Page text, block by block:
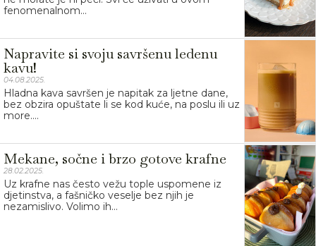
fenomenalnom...
Napravite si svoju savršenu ledenu
kavu!
04.08.2025.
Hladna kava savršen je napitak za ljetne dane,
bez obzira opuštate li se kod kuće, na poslu ili uz
more....
Mekane, sočne i brzo gotove krafne
28.02.2025.
Uz krafne nas često vežu tople uspomene iz
djetinstva, a fašničko veselje bez njih je
nezamislivo. Volimo ih...